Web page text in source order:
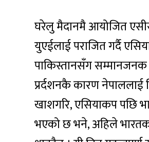
घरेलु मैदानमै आयोजित
युएईलाई पराजित गर्दै
पाकिस्तानसँग सम्मानजनक
प्रर्दशनकै कारण नेपाललाई
खाशगरि, एसियाकप पछि
भएको छ भने, अहिले